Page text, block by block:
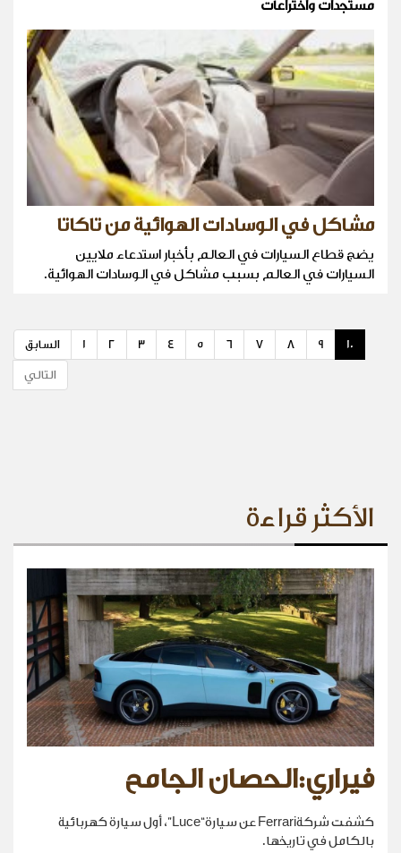
مستجدات واختراعات
مشاكل في الوسادات الهوائية من تاكاتا
يضج قطاع السيارات في العالم بأخبار استدعاء ملايين
السيارات في العالم بسبب مشاكل في الوسادات الهوائية.
السابق 1 2 3 4 5 6 7 8 9 10
التالي
الأكثر قراءة
فيراري:الحصان الجامح
كشفت شركةFerrari عن سيارة“Luce”، أول سيارة كهربائية
بالكامل في تاريخها.